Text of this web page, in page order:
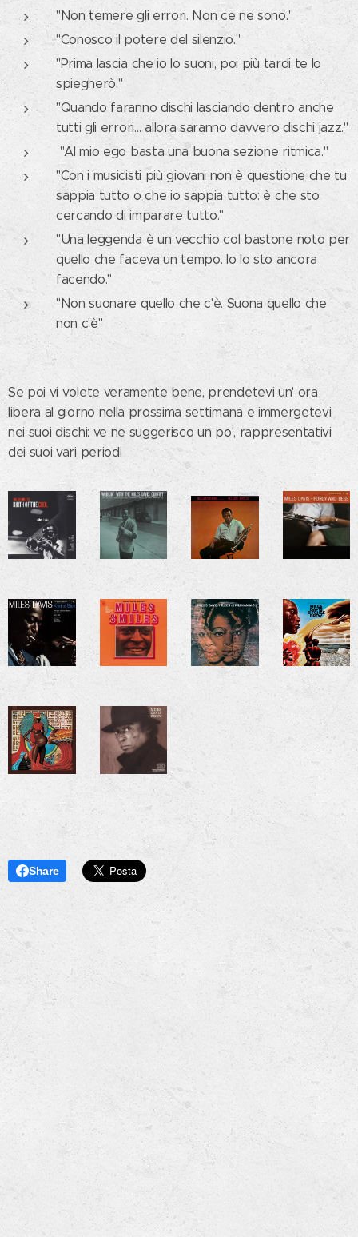
"Non temere gli errori. Non ce ne sono."
"Conosco il potere del silenzio."
"Prima lascia che io lo suoni, poi più tardi te lo
spiegherò."
"Quando faranno dischi lasciando dentro anche
tutti gli errori… allora saranno davvero dischi jazz."
"Al mio ego basta una buona sezione ritmica."
"Con i musicisti più giovani non è questione che tu
sappia tutto o che io sappia tutto: è che sto
cercando di imparare tutto."
"Una leggenda è un vecchio col bastone noto per
quello che faceva un tempo. Io lo sto ancora
facendo."
"Non suonare quello che c'è. Suona quello che
non c'è"
Se poi vi volete veramente bene, prendetevi un' ora
libera al giorno nella prossima settimana e immergetevi
nei suoi dischi: ve ne suggerisco un po', rappresentativi
dei suoi vari periodi
Share